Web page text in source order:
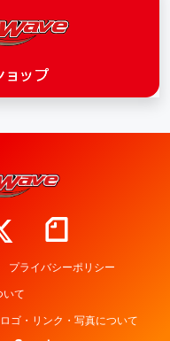
プライバシーポリシー
いて
ゴ・リンク・写真について